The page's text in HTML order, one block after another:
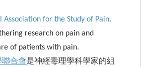
Association for the Study of Pain.
research on pain and
of patients with pain.
聯合會是神經毒理學科學家的組